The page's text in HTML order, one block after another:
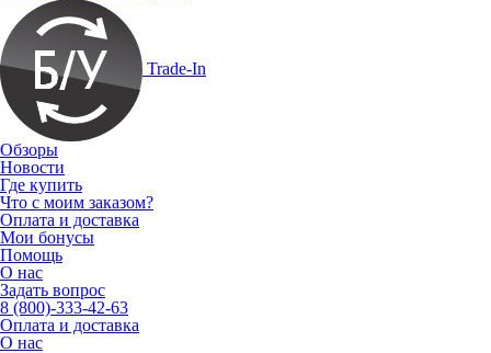
Trade-In
Обзоры
Новости
Где купить
Что с моим заказом?
Оплата и доставка
Мои бонусы
Помощь
О нас
Задать вопрос
8 (800)-333-42-63
Оплата и доставка
О нас